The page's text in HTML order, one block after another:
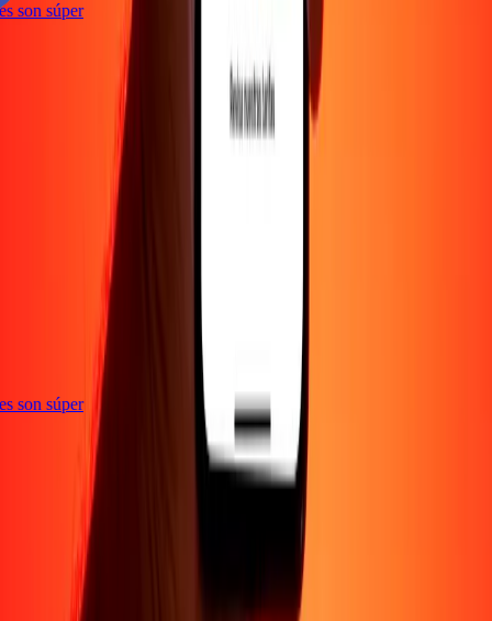
son súper
son súper
Blog Corporativo